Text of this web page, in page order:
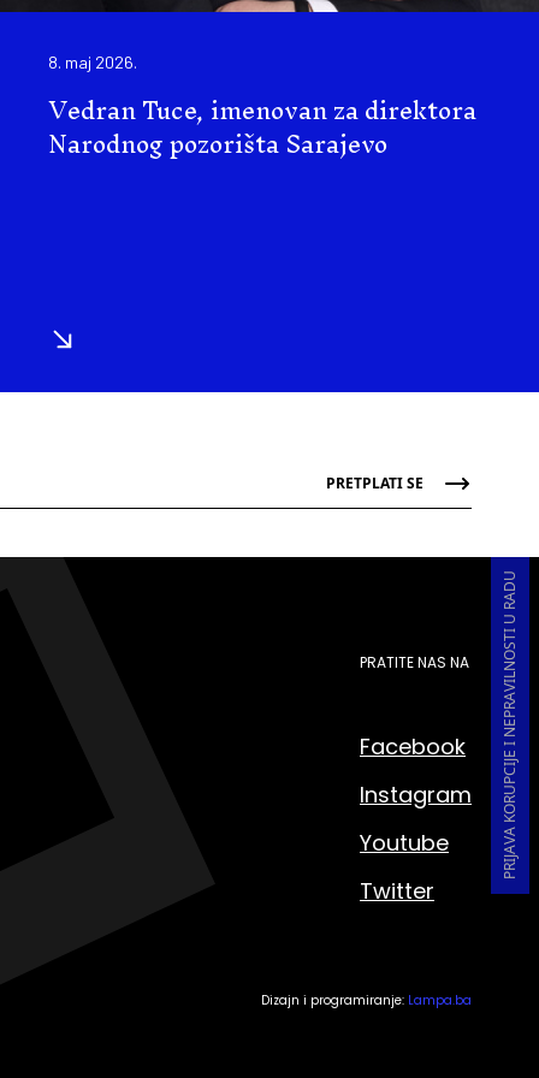
8. maj 2026.
Vedran Tuce, imenovan za direktora
Narodnog pozorišta Sarajevo
PRETPLATI SE
PRIJAVA KORUPCIJE I NEPRAVILNOSTI U RADU
PRATITE NAS NA
Facebook
Instagram
Youtube
Twitter
Dizajn i programiranje: Lampa.ba